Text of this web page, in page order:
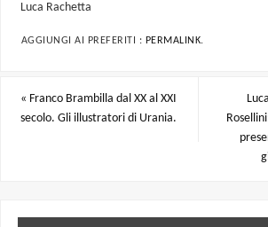
Luca Rachetta
AGGIUNGI AI PREFERITI : PERMALINK.
« Franco Brambilla dal XX al XXI
secolo. Gli illustratori di Urania.